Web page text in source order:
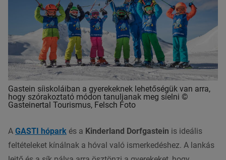
Gastein síiskoláiban a gyerekeknek lehetőségük van arra,
hogy szórakoztató módon tanuljanak meg síelni ©
Gasteinertal Tourismus, Felsch Foto
A GASTI hópark és a Kinderland Dorfgastein is ideális
feltételeket kínálnak a hóval való ismerkedéshez. A lankás